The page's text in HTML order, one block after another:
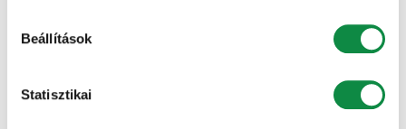
Beállítások
Statisztikai